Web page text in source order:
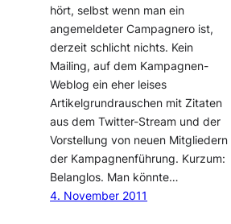
hört, selbst wenn man ein
angemeldeter Campagnero ist,
derzeit schlicht nichts. Kein
Mailing, auf dem Kampagnen-
Weblog ein eher leises
Artikelgrundrauschen mit Zitaten
aus dem Twitter-Stream und der
Vorstellung von neuen Mitgliedern
der Kampagnenführung. Kurzum:
Belanglos. Man könnte…
4. November 2011